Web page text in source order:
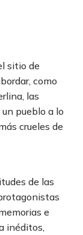
sitio de
como
las
pueblo a lo
crueles de
de las
e
inéditos,